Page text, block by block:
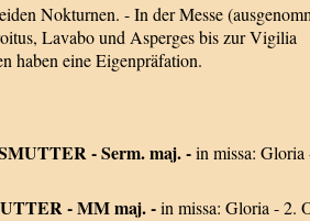
Nokturnen. - In der Messe
Lavabo und Asperges bis zur Vigilia
haben eine Eigenpräfation.
- Serm. maj. -in missa: Gloria
- MM maj. -in missa: Gloria - 2.